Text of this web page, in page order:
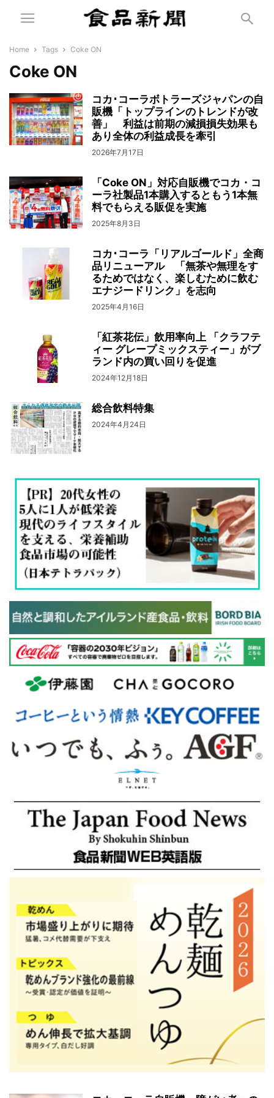
Home Tags Coke ON
Coke ON
コカ･コーラボトラーズジャパンの自
販機「トップラインのトレンドが改
善」 利益は前期の減損損失効果も
あり全体の利益成長を牽引
2026年7月17日
「Coke ON」対応自販機でコカ・コ
ーラ社製品1本購入するともう1本無
料でもらえる販促を実施
2025年8月3日
コカ･コーラ「リアルゴールド」全商
品リニューアル 「無茶や無理をす
るためではなく、楽しむために飲む
エナジードリンク」を志向
2025年4月16日
「紅茶花伝」飲用率向上 「クラフテ
ィー グレープミックスティー」がブ
ランド内の買い回りを促進
2024年12月18日
総合飲料特集
2024年4月24日